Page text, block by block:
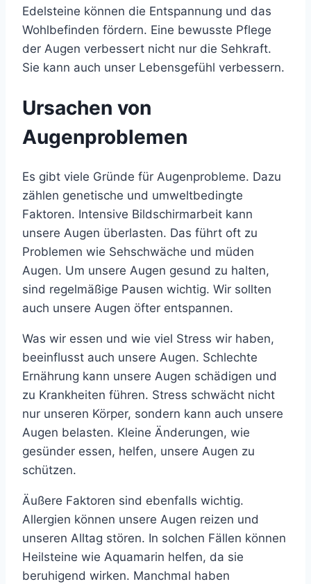
Edelsteine können die Entspannung und das
Wohlbefinden fördern. Eine bewusste Pflege
der Augen verbessert nicht nur die Sehkraft.
Sie kann auch unser Lebensgefühl verbessern.
Ursachen von
Augenproblemen
Es gibt viele Gründe für Augenprobleme. Dazu
zählen genetische und umweltbedingte
Faktoren. Intensive Bildschirmarbeit kann
unsere Augen überlasten. Das führt oft zu
Problemen wie Sehschwäche und müden
Augen. Um unsere Augen gesund zu halten,
sind regelmäßige Pausen wichtig. Wir sollten
auch unsere Augen öfter entspannen.
Was wir essen und wie viel Stress wir haben,
beeinflusst auch unsere Augen. Schlechte
Ernährung kann unsere Augen schädigen und
zu Krankheiten führen. Stress schwächt nicht
nur unseren Körper, sondern kann auch unsere
Augen belasten. Kleine Änderungen, wie
gesünder essen, helfen, unsere Augen zu
schützen.
Äußere Faktoren sind ebenfalls wichtig.
Allergien können unsere Augen reizen und
unseren Alltag stören. In solchen Fällen können
Heilsteine wie Aquamarin helfen, da sie
beruhigend wirken. Manchmal haben